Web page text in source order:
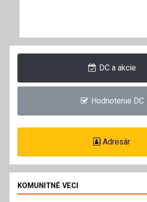
DC a akcie
Hodnotenie DC
Adresár
KOMUNITNÉ VECI